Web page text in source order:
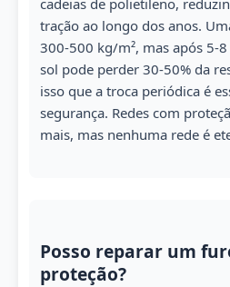
cadeias de polietileno,
tração ao longo dos anos.
300-500 kg/m², mas após 5-
sol pode perder 30-50% da
isso que a troca periódica é
segurança. Redes com
mais, mas nenhuma rede é
Posso reparar um
proteção?